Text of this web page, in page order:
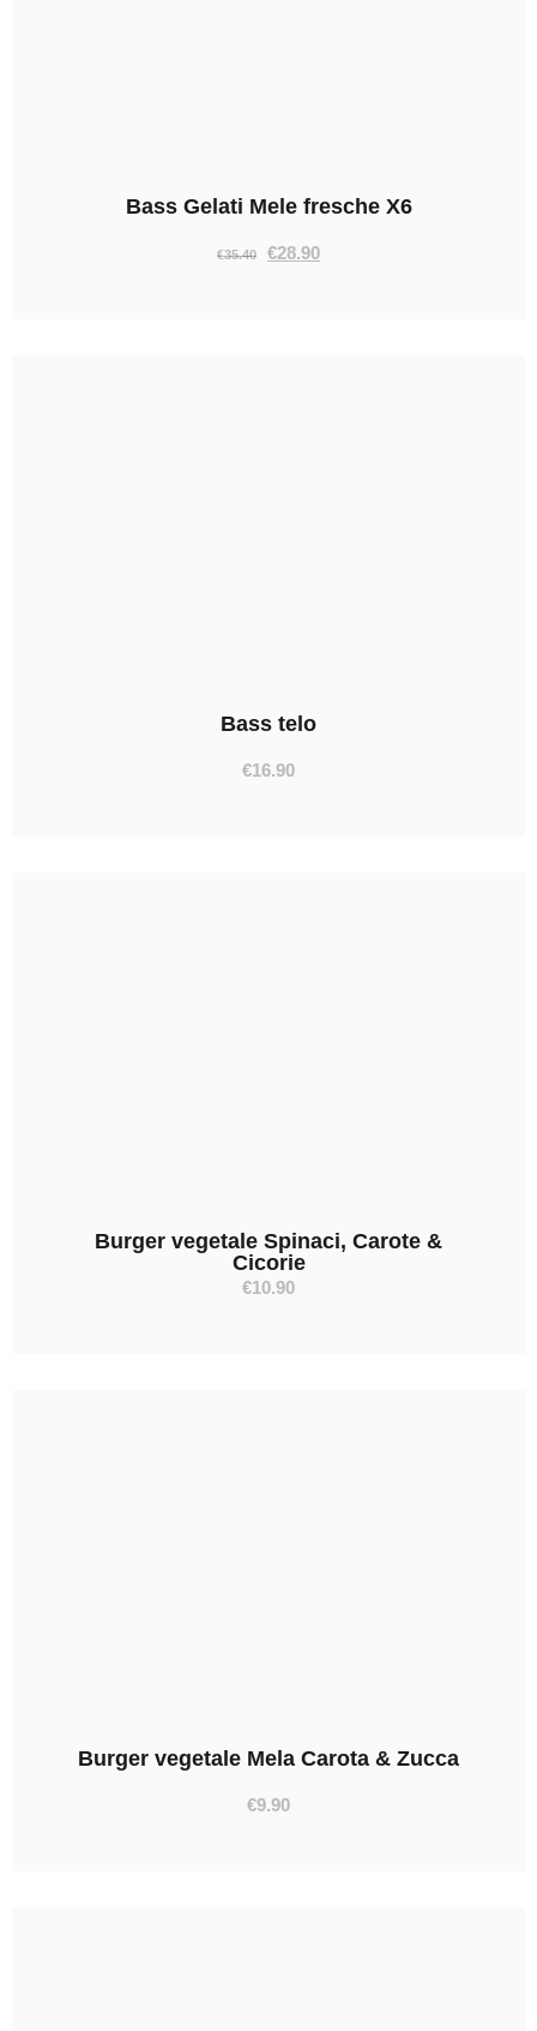
Bass Gelati Mele fresche X6
€35.40 €28.90
Bass telo
€16.90
Burger vegetale Spinaci, Carote &
Cicorie
€10.90
Burger vegetale Mela Carota & Zucca
€9.90